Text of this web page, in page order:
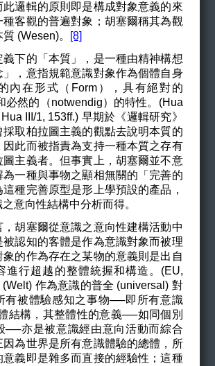
此邏輯的原則即是構成對象意義的來
種客觀的普遍對象；胡塞爾稱其為觀
(Wesen)。 [8]
下的 「本質」，是一種由精神構想
，意指規範意識對象作為個體自身
內在形式（Form），具有絕對的
必然的（notwendig）的特性。(Hua
III/1, 153ff.) 早期於《邏輯研究》
採取柏拉圖主義的觀點去說明本質的
因此而被指責為支持一種本質之存有
圖主義者。但事實上，胡塞爾並不意
為一種與事物之顯相無關的「完善的
種完善原型是形上學預設的產品，
意向性結構中分析而得。
，胡塞爾從意識之意向性建構活動中
被認知的客體是作為意識對象而被理
象的作為存在之某物的意義則是出自
進行超越的整體統握和構造。(EU,
作為意識的普全 (universal) 對
有被體驗感知之事物──即所有意識
結構，其整體性的意義──如同個別
──亦是被意識經由意向活動而綜合
因為世界是所有意識體驗的總體，所
意義即是雜多而直接的經驗性；這種